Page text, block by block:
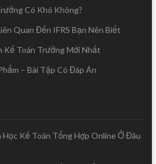
Có Khó Không?
Quan Đến IFRS Bạn Nên Biết
Kế Toán Trưởng Mới Nhất
– Bài Tập Có Đáp Án
Học Kế Toán Tổng Hợp Online Ở Đâu